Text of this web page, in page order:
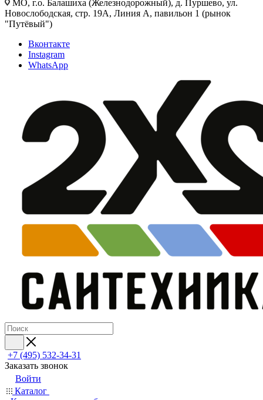
МО, г.о. Балашиха (Железнодорожный), д. Пуршево, ул.
Новослободская, стр. 19А, Линия А, павильон 1 (рынок
"Путёвый")
Вконтакте
Instagram
WhatsApp
+7 (495) 532‑34‑31
Заказать звонок
Войти
Каталог